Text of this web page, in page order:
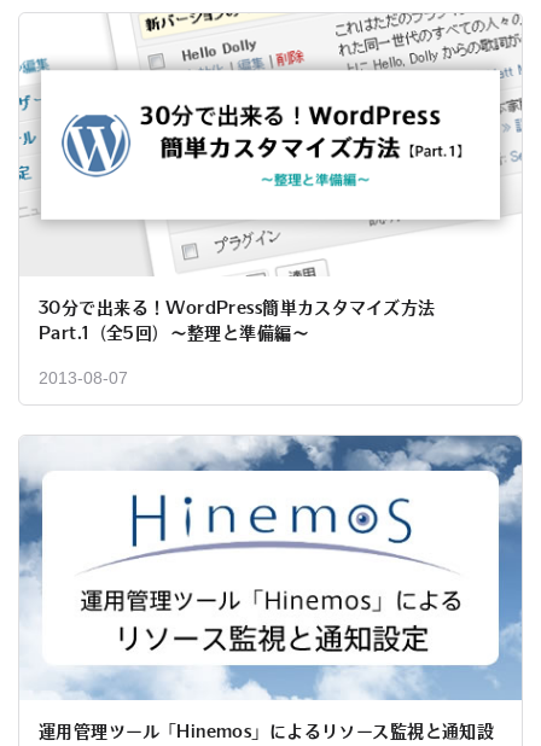
30分で出来る！WordPress簡単カスタマイズ方法
Part.1（全5回）～整理と準備編～
2013-08-07
運用管理ツール「Hinemos」によるリソース監視と通知設